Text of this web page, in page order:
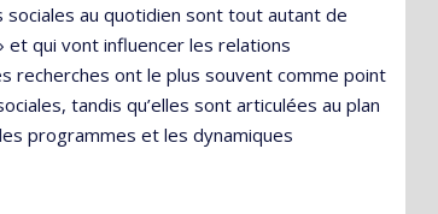
au quotidien sont tout autant de
qui vont influencer les relations
recherches ont le plus souvent comme point
tandis qu’elles sont articulées au plan
programmes et les dynamiques